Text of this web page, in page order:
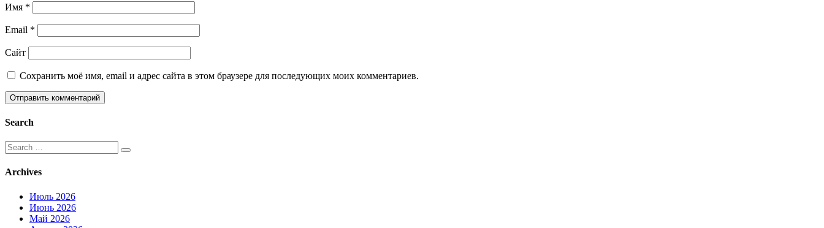
Имя *
Email *
Сайт
Сохранить моё имя, email и адрес сайта в этом браузере для последующих моих комментариев.
Search
Search
for:
Archives
Июль 2026
Июнь 2026
Май 2026